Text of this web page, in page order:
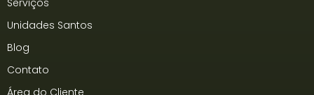
Unidades Santos
Blog
Contato
Área do Cliente